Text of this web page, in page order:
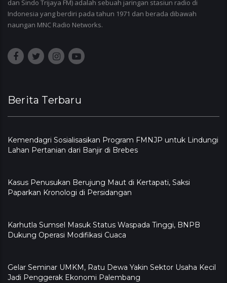
dan Sindo Trijaya FM) adalah sebuah jaringan stasiun radio di
Indonesia yang berdiri pada tahun 1971 dan berada dibawah
naungan MNC Radio Networks.
Berita Terbaru
Kemendagri Sosialisasikan Program FMNJP untuk Lindungi
Lahan Pertanian dari Banjir di Brebes
Kasus Penusukan Berujung Maut di Kertapati, Saksi
Paparkan Kronologi di Persidangan
Karhutla Sumsel Masuk Status Waspada Tinggi, BNPB
Dukung Operasi Modifikasi Cuaca
Gelar Seminar UMKM, Ratu Dewa Yakin Sektor Usaha Kecil
Jadi Penggerak Ekonomi Palembang